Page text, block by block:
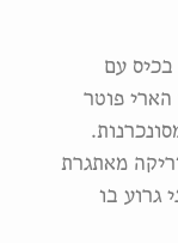
עם
פוטר
מאתגרת
גרוע בו